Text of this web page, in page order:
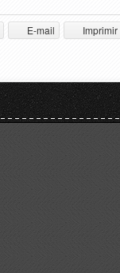
E-mail Imprimir